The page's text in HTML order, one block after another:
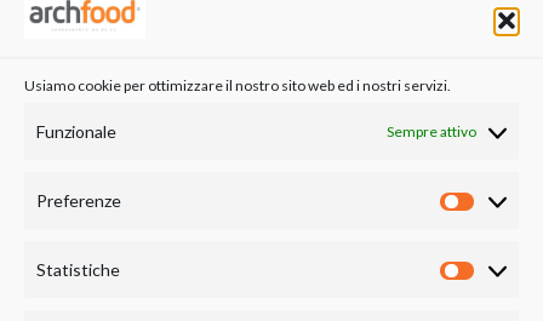
Usiamo cookie per ottimizzare il nostro sito web ed i nostri servizi.
Funzionale Sempre attivo
Preferenze
Statistiche
RELATED PORTFOLIO ITEMS